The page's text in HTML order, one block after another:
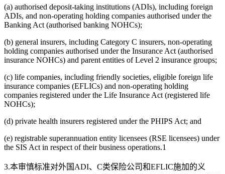
(a) authorised deposit-taking institutions (ADIs), including foreign
ADIs, and non-operating holding companies authorised under the
Banking Act (authorised banking NOHCs);
(b) general insurers, including Category C insurers, non-operating
holding companies authorised under the Insurance Act (authorised
insurance NOHCs) and parent entities of Level 2 insurance groups;
(c) life companies, including friendly societies, eligible foreign life
insurance companies (EFLICs) and non-operating holding
companies registered under the Life Insurance Act (registered life
NOHCs);
(d) private health insurers registered under the PHIPS Act; and
(e) registrable superannuation entity licensees (RSE licensees) under
the SIS Act in respect of their business operations.1
3.本审慎标准对外国ADI、C类保险公司和EFLIC施加的义